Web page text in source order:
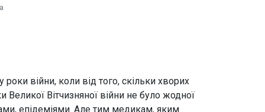
війни, коли від того, скільки хворих
Вітчизняної війни не було жодної
епідеміями. Але тим медикам, яким